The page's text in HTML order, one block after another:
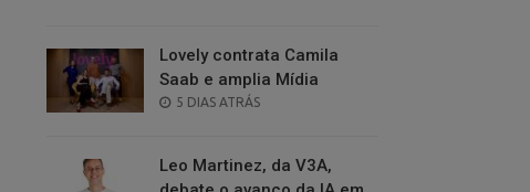
Lovely contrata Camila
Saab e amplia Mídia
POSTED
5 DIAS ATRÁS
Leo Martinez, da V3A,